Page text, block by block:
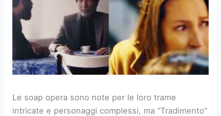
Le soap opera sono note per le loro trame
intricate e personaggi complessi, ma “Tradimento”